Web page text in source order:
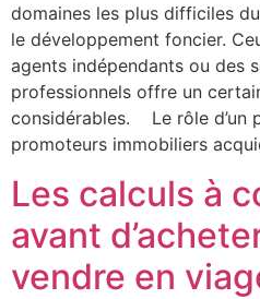
domaines les plus difficiles
le développement foncier.
agents indépendants ou des
professionnels offre un
considérables. Le rôle d’un
promoteurs immobiliers
Les calculs à
avant
vendre en